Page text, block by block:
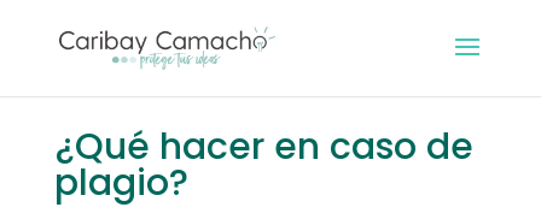
¿Qué hacer en caso de
plagio?